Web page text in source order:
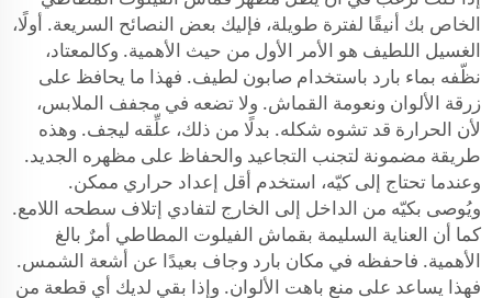
الخاص بك أنيقًا لفترة طويلة، فإليك بعض النصائح السريعة. أولًا،
الغسيل اللطيف هو الأمر الأول من حيث الأهمية. وكالمعتاد،
نظّفه بماء بارد باستخدام صابون لطيف. فهذا ما يحافظ على
زرقة الألوان ونعومة القماش. ولا تضعه في مجفف الملابس،
لأن الحرارة قد تشوه شكله. بدلًا من ذلك، علِّقه ليجف. وهذه
طريقة مضمونة لتجنب التجاعيد والحفاظ على مظهره الجديد.
وعندما تحتاج إلى كيّه، استخدم أقل إعداد حراري ممكن.
ويُوصى بكيّه من الداخل إلى الخارج لتفادي إتلاف سطحه اللامع.
كما أن العناية السليمة بقماش الفيلوت المطاطي أمرٌ بالغ
الأهمية. فاحفظه في مكان بارد وجاف بعيدًا عن أشعة الشمس.
فهذا يساعد على منع باهت الألوان. وإذا بقي لديك أي قطعة من